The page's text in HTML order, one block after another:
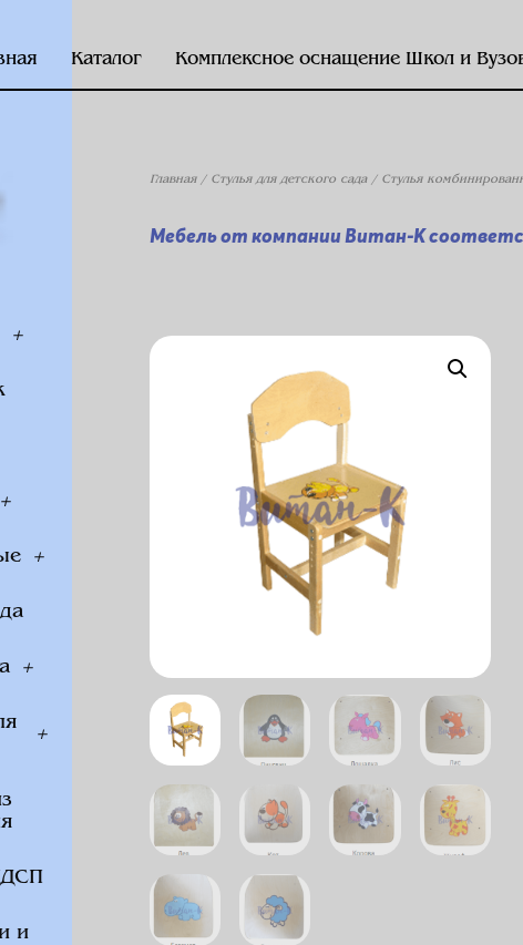
Каталог Комплексное оснащение Школ и
и
Главная/ Стулья для детского сада/ Стулья
Мебель от компании Витан-К